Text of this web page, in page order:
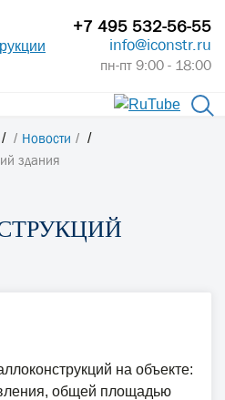
+7 495 532-56-55
info@iconstr.ru
пн-пт 9:00 - 18:00
/ Новости
/
здания
на объекте:
общей площадью